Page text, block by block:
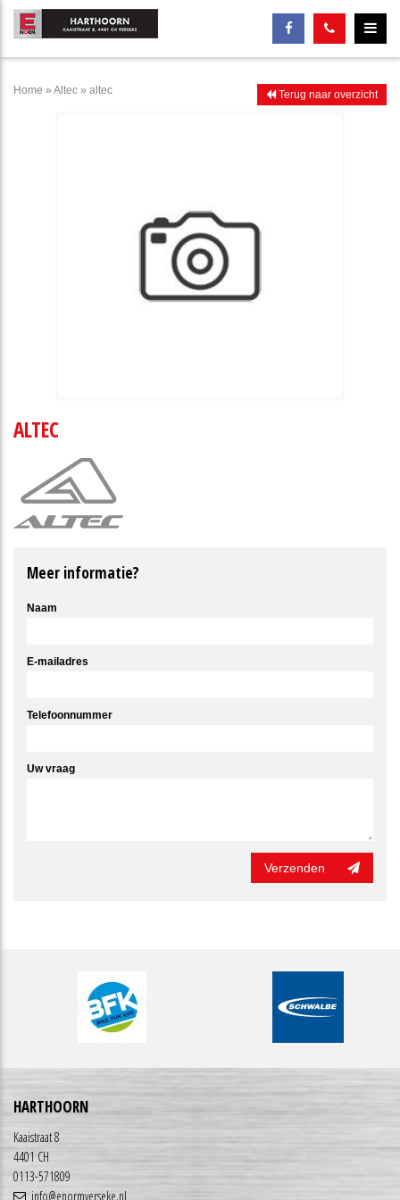
Home » Altec » altec Terug naar overzicht
ALTEC
Meer informatie?
Naam
E-mailadres
Telefoonnummer
Uw vraag
Verzenden
HARTHOORN
Kaaistraat 8
4401 CH
0113-571809
info@enormyerseke.nl